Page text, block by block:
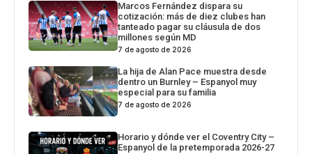
Marcos Fernández dispara su
cotización: más de diez clubes han
tanteado pagar su cláusula de dos
millones según MD
7 de agosto de 2026
La hija de Alan Pace muestra desde
dentro un Burnley – Espanyol muy
especial para su familia
7 de agosto de 2026
Horario y dónde ver el Coventry City –
Espanyol de la pretemporada 2026-27